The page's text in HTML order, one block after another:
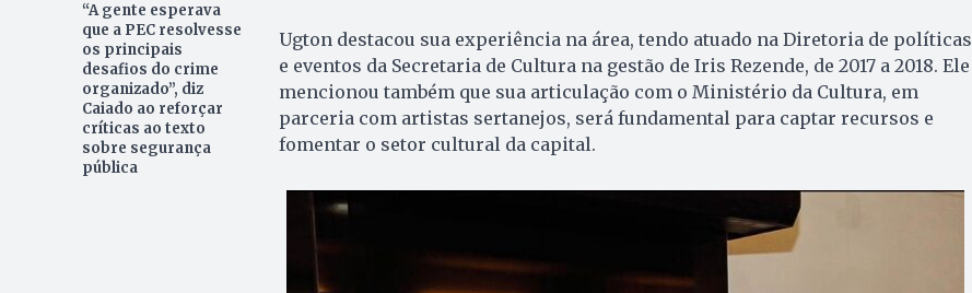
“A gente esperava
que a PEC resolvesse
os principais
desafios do crime
organizado”, diz
Caiado ao reforçar
críticas ao texto
sobre segurança
pública
Ugton destacou sua experiência na área, tendo atuado na Diretoria de políticas
e eventos da Secretaria de Cultura na gestão de Iris Rezende, de 2017 a 2018. Ele
mencionou também que sua articulação com o Ministério da Cultura, em
parceria com artistas sertanejos, será fundamental para captar recursos e
fomentar o setor cultural da capital.